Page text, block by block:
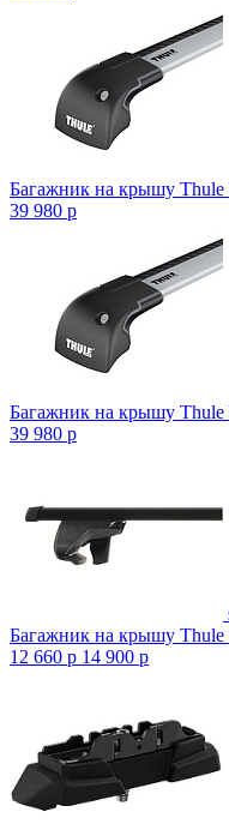
Багажник на крышу Thule
39 980 p
Багажник на крышу Thule
39 980 p
Багажник на крышу Thule
12 660 p 14 900 p